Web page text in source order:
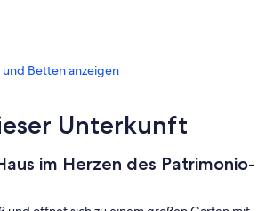
und Betten anzeigen
Unterkunft
im Herzen des Patrimonio-